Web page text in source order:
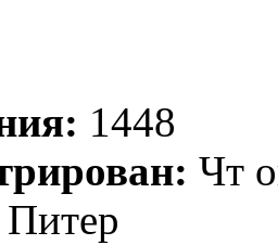
1448
Чт
Питер